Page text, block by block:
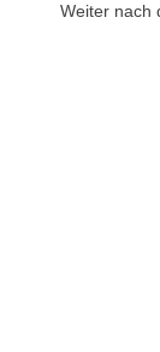
Weiter nach